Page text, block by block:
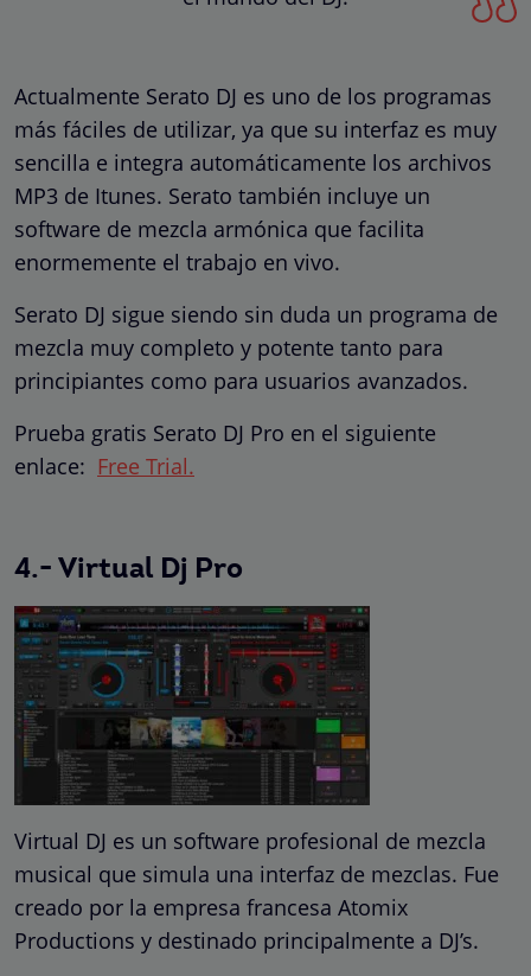
Actualmente Serato DJ es uno de los programas
más fáciles de utilizar, ya que su interfaz es muy
sencilla e integra automáticamente los archivos
MP3 de Itunes. Serato también incluye un
software de mezcla armónica que facilita
enormemente el trabajo en vivo.
Serato DJ sigue siendo sin duda un programa de
mezcla muy completo y potente tanto para
principiantes como para usuarios avanzados.
Prueba gratis Serato DJ Pro en el siguiente
enlace: Free Trial.
4.- Virtual Dj Pro
Virtual DJ es un software profesional de mezcla
musical que simula una interfaz de mezclas. Fue
creado por la empresa francesa Atomix
Productions y destinado principalmente a DJ’s.